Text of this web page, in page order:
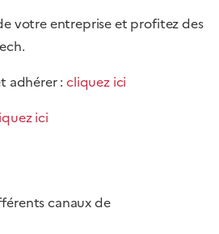
votre entreprise et profitez des
adhérer :cliquez ici
ici
canaux de